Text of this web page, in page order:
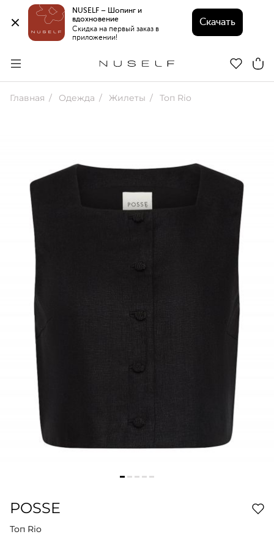
NUSELF – Шопинг и
вдохновение
Скидка на первый заказ в
приложении!
Скачать
Главная Одежда Жилеты Топ Rio
POSSE
Топ Rio